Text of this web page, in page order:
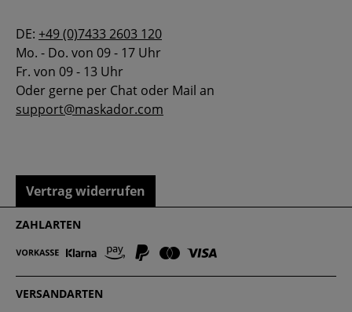
DE: +49 (0)7433 2603 120
Mo. - Do. von 09 - 17 Uhr
Fr. von 09 - 13 Uhr
Oder gerne per Chat oder Mail an
support@maskador.com
Vertrag widerrufen
ZAHLARTEN
VERSANDARTEN